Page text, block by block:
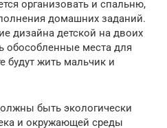
организовать и спальню,
домашних заданий.
дизайна детской на двоих
обособленные места для
будут жить мальчик и
быть экологически
и окружающей среды